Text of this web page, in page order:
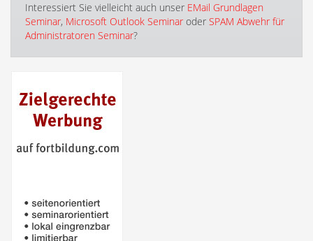
Interessiert Sie vielleicht auch unser EMail Grundlagen
Seminar, Microsoft Outlook Seminar oder SPAM Abwehr für
Administratoren Seminar?